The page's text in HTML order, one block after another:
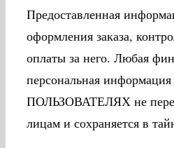
Предоставленная
оформления заказа,
оплаты за него. Любая
персональная
ПОЛЬЗОВАТЕЛЯХ не
лицам и сохраняется в